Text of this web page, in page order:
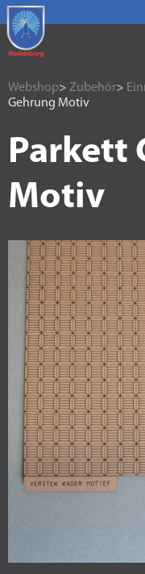
Webshop> Zubehör>
Gehrung Motiv
Parkett
Motiv